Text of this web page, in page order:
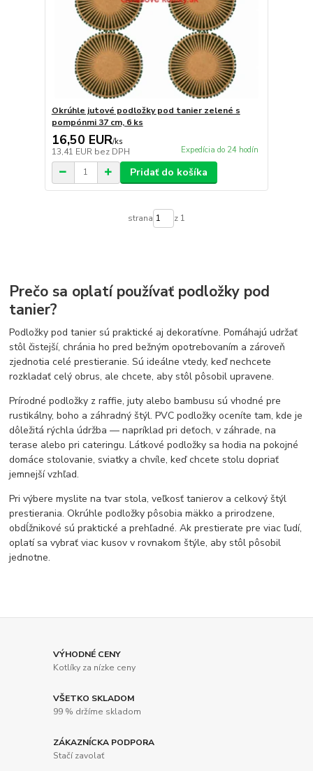
Okrúhle jutové podložky pod tanier zelené s
pompónmi 37 cm, 6 ks
16,50 EUR/ks
13,41 EUR bez DPH Expedícia do 24 hodín
Pridať do košíka
strana z 1
Prečo sa oplatí používať podložky pod
tanier?
Podložky pod tanier sú praktické aj dekoratívne. Pomáhajú udržať
stôl čistejší, chránia ho pred bežným opotrebovaním a zároveň
zjednotia celé prestieranie. Sú ideálne vtedy, keď nechcete
rozkladať celý obrus, ale chcete, aby stôl pôsobil upravene.
Prírodné podložky z raffie, juty alebo bambusu sú vhodné pre
rustikálny, boho a záhradný štýl. PVC podložky oceníte tam, kde je
dôležitá rýchla údržba — napríklad pri deťoch, v záhrade, na
terase alebo pri cateringu. Látkové podložky sa hodia na pokojné
domáce stolovanie, sviatky a chvíle, keď chcete stolu dopriať
jemnejší vzhľad.
Pri výbere myslite na tvar stola, veľkosť tanierov a celkový štýl
prestierania. Okrúhle podložky pôsobia mäkko a prirodzene,
obdĺžnikové sú praktické a prehľadné. Ak prestierate pre viac ľudí,
oplatí sa vybrať viac kusov v rovnakom štýle, aby stôl pôsobil
jednotne.
VÝHODNÉ CENY
Kotlíky za nízke ceny
VŠETKO SKLADOM
99 % držíme skladom
ZÁKAZNÍCKA PODPORA
Stačí zavolať